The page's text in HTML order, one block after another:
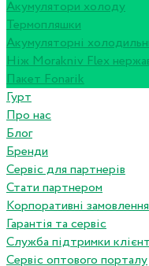
Акумулятори холоду
Термопляшки
Акумуляторні
Ніж Morakniv Flex
Пакет Fonarik
Гурт
Про нас
Блог
Бренди
Сервіс для партнерів
Стати партнером
Корпоративні замовлення
Гарантія та сервіс
Служба підтримки
Сервіс оптового порталу